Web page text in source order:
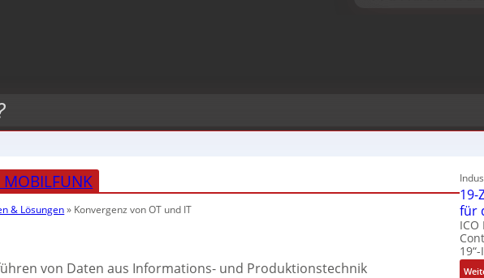
MOBILFUNK
& Lösungen» Konvergenz von OT und IT
von Daten aus Informations- und Produktionstechnik
19-
für